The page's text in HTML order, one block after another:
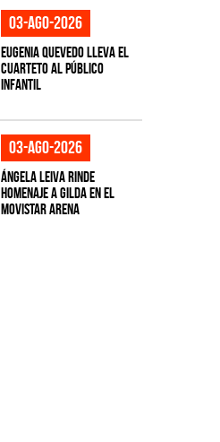
03-ago-2026
Eugenia Quevedo lleva el
cuarteto al público
infantil
03-ago-2026
Ángela Leiva rinde
homenaje a Gilda en el
Movistar Arena